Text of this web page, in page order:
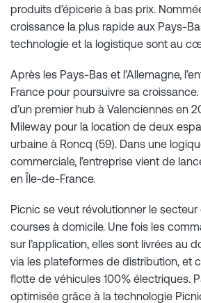
produits d’épicerie à bas prix.
croissance la plus rapide aux Pays-
technologie et la logistique sont au
Après les Pays-Bas et l’Allemagne,
France pour poursuivre sa croissance.
d’un premier hub à Valenciennes en
Mileway pour la location de deux
urbaine à Roncq (59). Dans une
commerciale, l’entreprise vient de
en Île-de-France.
Picnic se veut révolutionner le
courses à domicile. Une fois les
sur l’application, elles sont livrées au
via les plateformes de distribution, et
flotte de véhicules 100% électriques.
optimisée grâce à la technologie